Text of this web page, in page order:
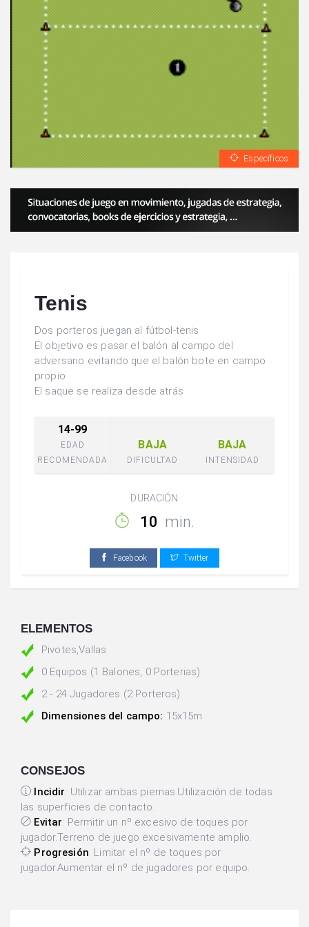
Específicos
Tenis
Dos porteros juegan al fútbol-tenis
El objetivo es pasar el balón al campo del
adversario evitando que el balón bote en campo
propio
El saque se realiza desde atrás
14-99
EDAD
RECOMENDADA
BAJA
DIFICULTAD
BAJA
INTENSIDAD
DURACIÓN
10 min.
Facebook Twitter
ELEMENTOS
Pivotes,Vallas
0 Equipos (1 Balones, 0 Porterias)
2 - 24 Jugadores (2 Porteros)
Dimensiones del campo: 15x15m
CONSEJOS
Incidir: Utilizar ambas piernas.Utilización de todas
las superficies de contacto.
Evitar: Permitir un nº excesivo de toques por
jugador.Terreno de juego excesivamente amplio.
Progresión: Limitar el nº de toques por
jugador.Aumentar el nº de jugadores por equipo.